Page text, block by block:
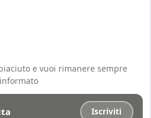
e vuoi rimanere sempre
informato
Iscriviti